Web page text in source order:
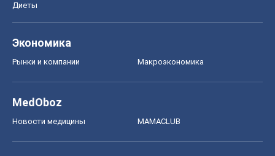
Диеты
Экономика
Рынки и компании Mакроэкономика
MedOboz
Новости медицины MAMACLUB